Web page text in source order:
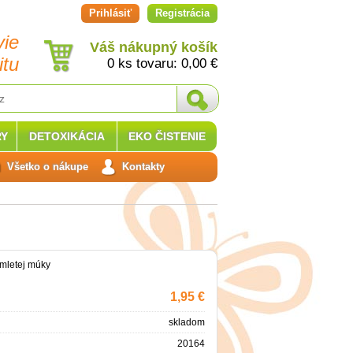
Prihlásiť Registrácia
Váš nákupný košík
0 ks tovaru: 0,00 €
múky
1,95 €
skladom
20164
DETOXIKÁCIA EKO ČISTENIE
Všetko o nákupe Kontakty